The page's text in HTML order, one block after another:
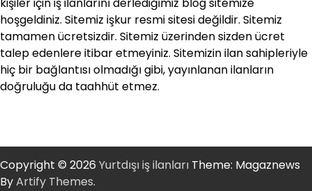
hoşgeldiniz. Sitemiz işkur resmi sitesi değildir. Sitemiz
tamamen ücretsizdir. Sitemiz üzerinden sizden ücret
talep edenlere itibar etmeyiniz. Sitemizin ilan sahipleriyle
hiç bir bağlantısı olmadığı gibi, yayınlanan ilanların
doğruluğu da taahhüt etmez.
Copyright © 2026 Yurtdışı iş ilanları Theme: Magaznews
ByArtify Themes.